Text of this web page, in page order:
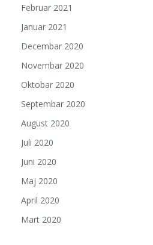
Februar 2021
Januar 2021
Decembar 2020
Novembar 2020
Oktobar 2020
Septembar 2020
August 2020
Juli 2020
Juni 2020
Maj 2020
April 2020
Mart 2020